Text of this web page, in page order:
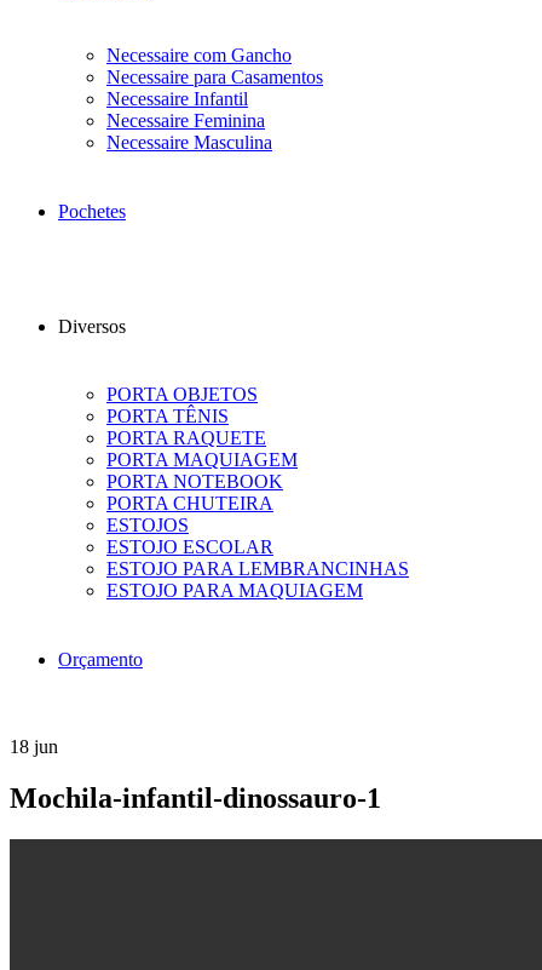
Necessaire com Gancho
Necessaire para Casamentos
Necessaire Infantil
Necessaire Feminina
Necessaire Masculina
Pochetes
Diversos
PORTA OBJETOS
PORTA TÊNIS
PORTA RAQUETE
PORTA MAQUIAGEM
PORTA NOTEBOOK
PORTA CHUTEIRA
ESTOJOS
ESTOJO ESCOLAR
ESTOJO PARA LEMBRANCINHAS
ESTOJO PARA MAQUIAGEM
Orçamento
18 jun
Mochila-infantil-dinossauro-1